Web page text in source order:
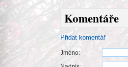
Komentáře
Přidat komentář
Jméno: